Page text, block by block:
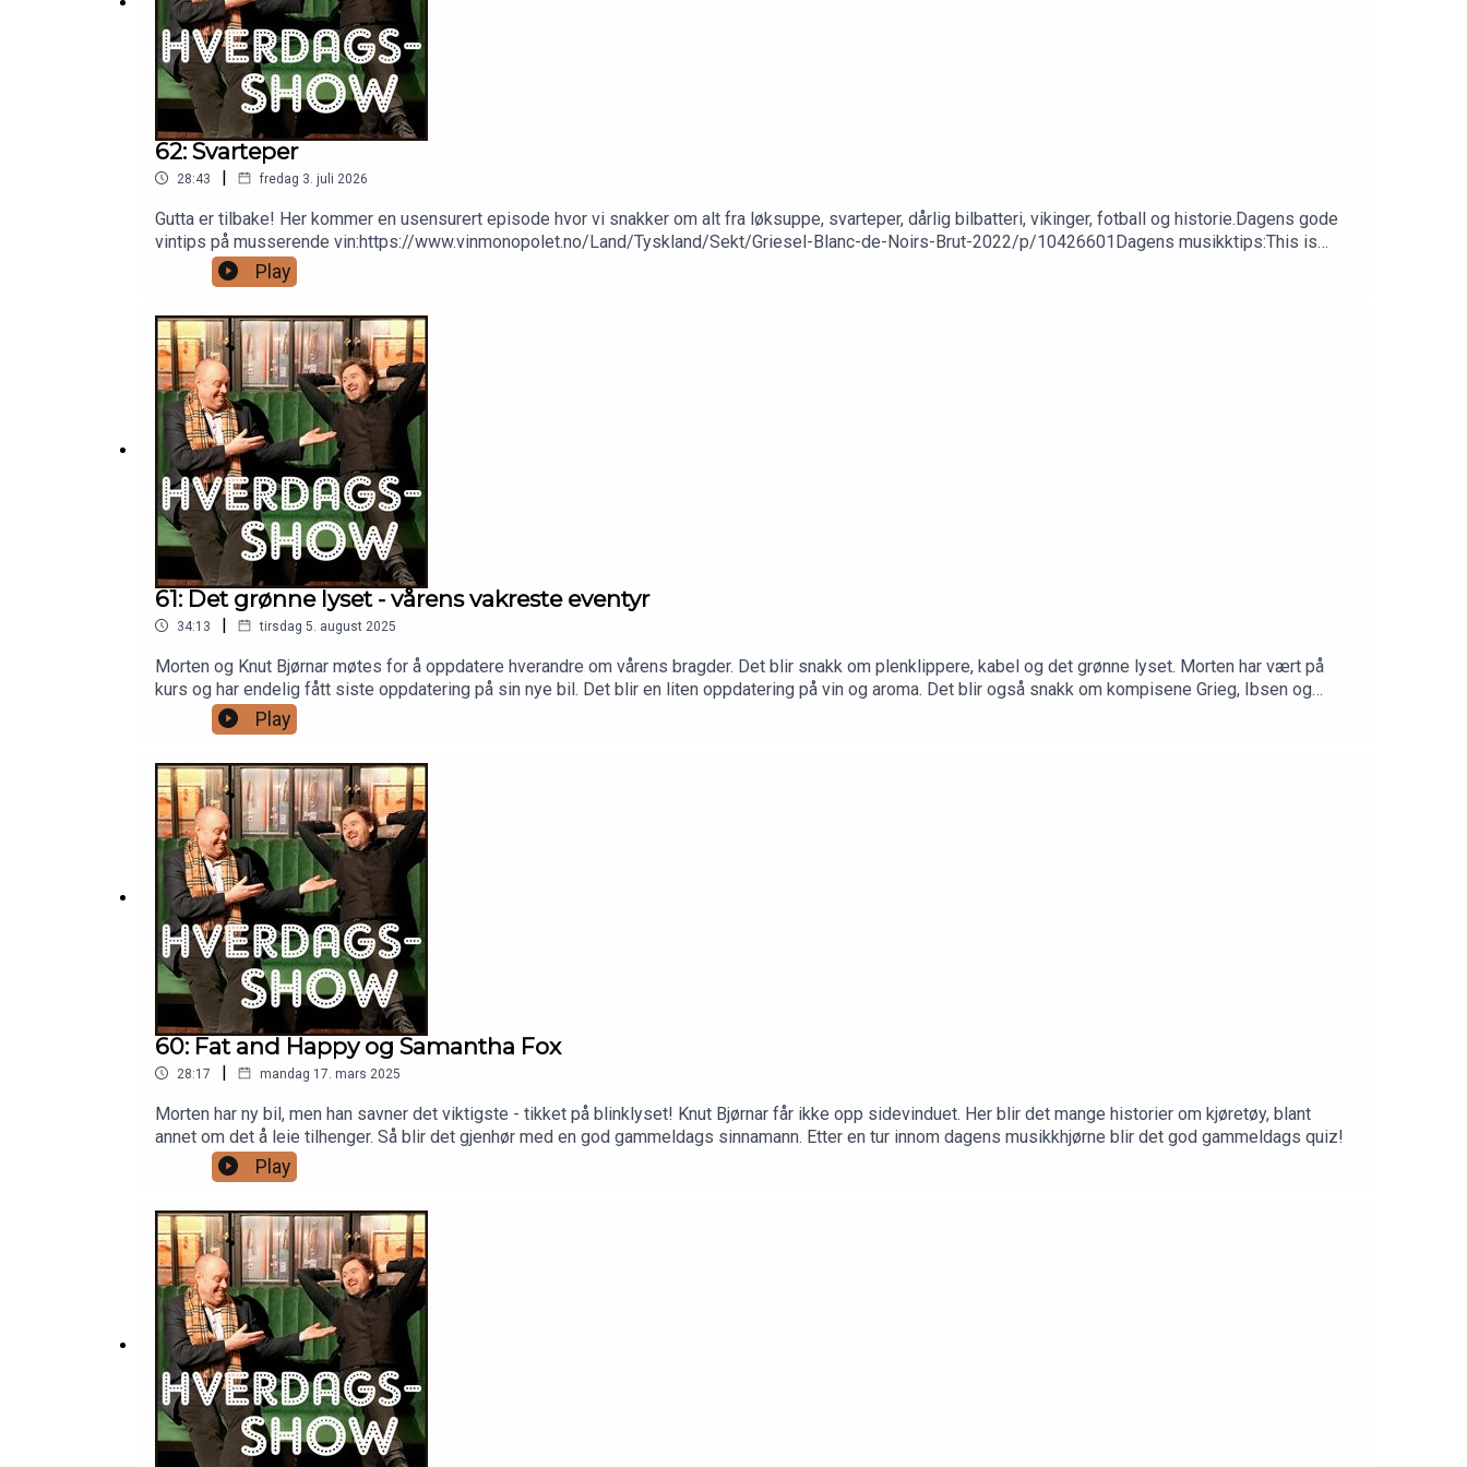
62: Svarteper
28:43 | fredag 3. juli 2026
Gutta er tilbake! Her kommer en usensurert episode hvor vi snakker om alt fra løksuppe, svarteper, dårlig bilbatteri, vikinger, fotball og historie.Dagens gode
vintips på musserende vin:https://www.vinmonopolet.no/Land/Tyskland/Sekt/Griesel-Blanc-de-Noirs-Brut-2022/p/10426601Dagens musikktips:This is
Barbara Streisandhttps://open.spotify.com/playlist/37i9dQZF1DZ06evO4kjVwQ?si=cc03c4d267ed428b
Play
61: Det grønne lyset - vårens vakreste eventyr
34:13 | tirsdag 5. august 2025
Morten og Knut Bjørnar møtes for å oppdatere hverandre om vårens bragder. Det blir snakk om plenklippere, kabel og det grønne lyset. Morten har vært på
kurs og har endelig fått siste oppdatering på sin nye bil. Det blir en liten oppdatering på vin og aroma. Det blir også snakk om kompisene Grieg, Ibsen og
Bjørnson. Til slutt får vi dagens quiz!
Play
60: Fat and Happy og Samantha Fox
28:17 | mandag 17. mars 2025
Morten har ny bil, men han savner det viktigste - tikket på blinklyset! Knut Bjørnar får ikke opp sidevinduet. Her blir det mange historier om kjøretøy, blant
annet om det å leie tilhenger. Så blir det gjenhør med en god gammeldags sinnamann. Etter en tur innom dagens musikkhjørne blir det god gammeldags quiz!
Play